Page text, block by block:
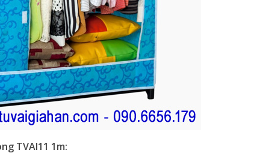
TVAI11 1m: